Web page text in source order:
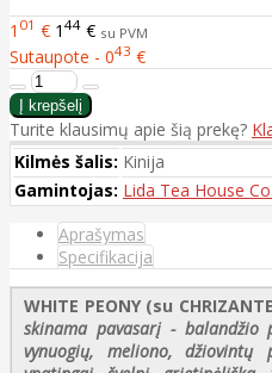
1 01 € 1 44 € su PVM
Sutaupote - 043 €
Turite klausimų apie šią prekę?
Kilmės šalis: Kinija
Gamintojas: Lida Tea House
Aprašymas
Specifikacija
WHITE PEONY (su
skinama pavasarį - balandžio
vynuogių, meliono, džiovintų